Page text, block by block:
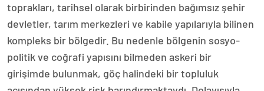
toprakları, tarihsel olarak birbirinden bağımsız şehir
devletler, tarım merkezleri ve kabile yapılarıyla bilinen
kompleks bir bölgedir. Bu nedenle bölgenin sosyo-
politik ve coğrafi yapısını bilmeden askeri bir
girişimde bulunmak, göç halindeki bir topluluk